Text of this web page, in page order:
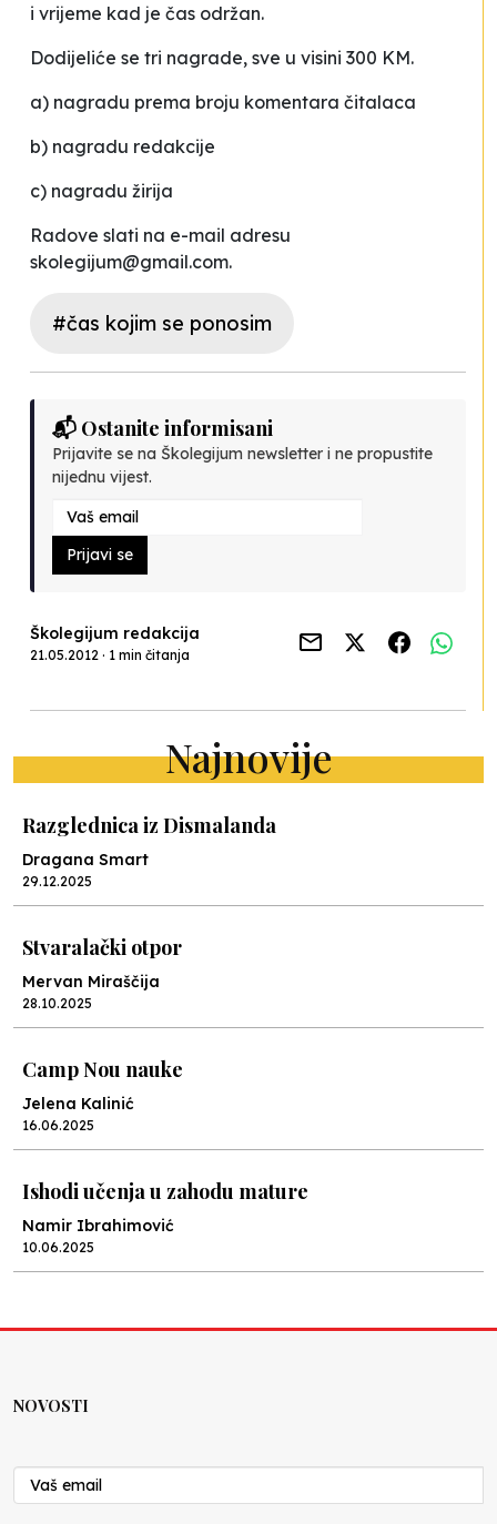
i vrijeme kad je čas održan.
Dodijeliće se tri nagrade, sve u visini 300 KM.
a) nagradu prema broju komentara čitalaca
b) nagradu redakcije
c) nagradu žirija
Radove slati na e-mail adresu
skolegijum@gmail.com.
#čas kojim se ponosim
📬 Ostanite informisani
Prijavite se na Školegijum newsletter i ne propustite
nijednu vijest.
Prijavi se
Školegijum redakcija
21.05.2012 · 1 min čitanja
Najnovije
Razglednica iz Dismalanda
Dragana Smart
29.12.2025
Stvaralački otpor
Mervan Miraščija
28.10.2025
Camp Nou nauke
Jelena Kalinić
16.06.2025
Ishodi učenja u zahodu mature
Namir Ibrahimović
10.06.2025
Nenad Veličković
29.10.2024
NOVOSTI